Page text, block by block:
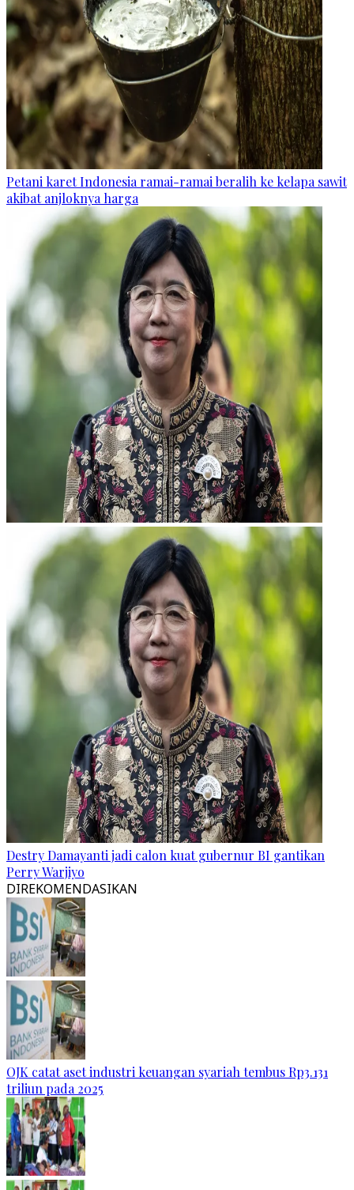
Petani karet Indonesia ramai-ramai beralih ke kelapa sawit
akibat anjloknya harga
Destry Damayanti jadi calon kuat gubernur BI gantikan
Perry Warjiyo
DIREKOMENDASIKAN
OJK catat aset industri keuangan syariah tembus Rp3.131
triliun pada 2025